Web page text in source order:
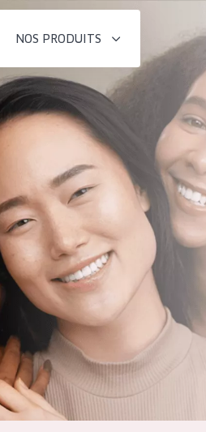
NOS PRODUITS
TYPE DE PRODUIT
Crème de Jour
Crème de Nuit
Crème pour les Yeux
Sérum
Démaquillants
TYPE DE PEAU
Peau sensible
Peau normale à sèche
Peau mixte ou grasse